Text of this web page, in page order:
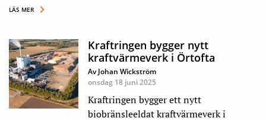
LÄS MER
Kraftringen bygger nytt
kraftvärmeverk i Örtofta
Av Johan Wickström
onsdag 18 juni 2025
Kraftringen bygger ett nytt
biobränsleeldat kraftvärmeverk i